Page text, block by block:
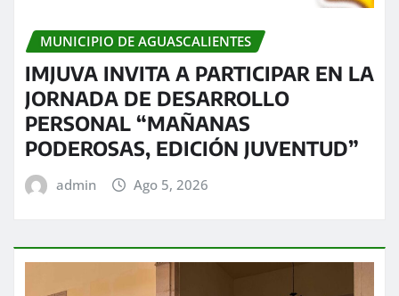
MUNICIPIO DE AGUASCALIENTES
IMJUVA INVITA A PARTICIPAR EN LA
JORNADA DE DESARROLLO
PERSONAL “MAÑANAS
PODEROSAS, EDICIÓN JUVENTUD”
admin Ago 5, 2026